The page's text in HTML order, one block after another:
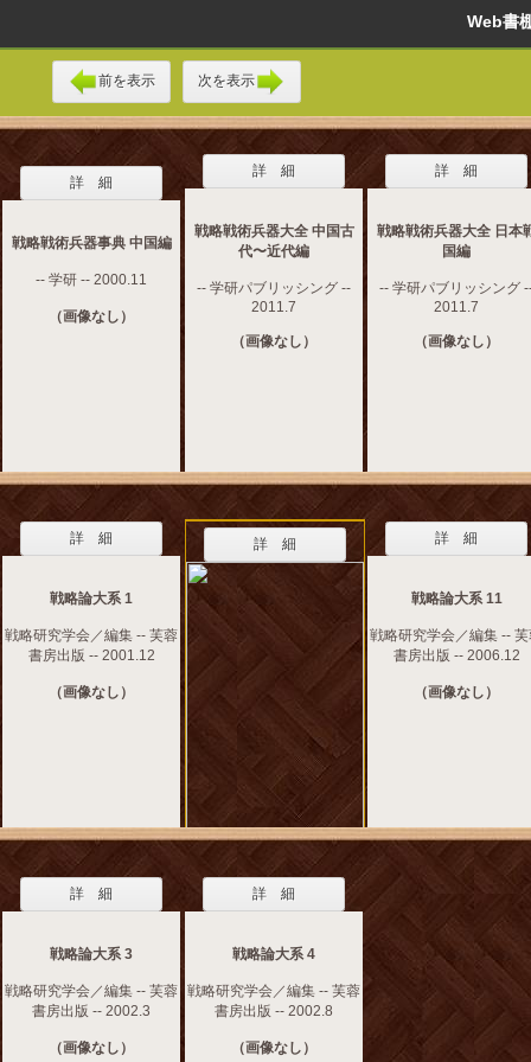
Web
前を表示 次を表示
詳 細
戦略戦術兵器事典 中国編
-- 学研 -- 2000.11
（画像なし）
詳 細
戦略戦術兵器大全 中国古
代〜近代編
-- 学研パブリッシング --
2011.7
（画像なし）
詳 細
戦略戦術兵器大全 日本
国編
-- 学研パブリッシング
2011.7
（画像なし）
詳 細
戦略論大系 1
戦略研究学会／編集 -- 芙蓉
書房出版 -- 2001.12
（画像なし）
詳 細 詳 細
戦略論大系 11
戦略研究学会／編集 --
書房出版 -- 2006.12
（画像なし）
詳 細
戦略論大系 3
戦略研究学会／編集 -- 芙蓉
書房出版 -- 2002.3
（画像なし）
詳 細
戦略論大系 4
戦略研究学会／編集 -- 芙蓉
書房出版 -- 2002.8
（画像なし）